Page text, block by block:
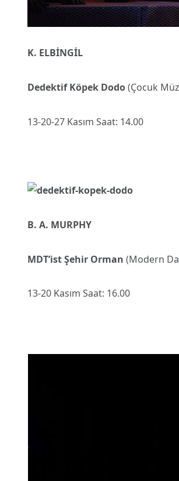
K. ELBİNGİL
Dedektif Köpek Dodo(Çocuk
13-20-27 Kasım Saat: 14.00
B. A. MURPHY
MDT’ist Şehir Orman (Modern
13-20 Kasım Saat: 16.00